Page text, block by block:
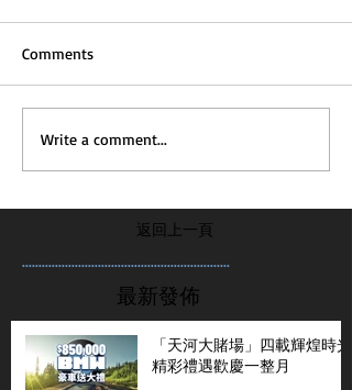
Comments
Write a comment...
返回上一頁
...............................................................
最新發佈
「天河大賭場」四載輝煌時光
精彩禮遇歡慶一整月